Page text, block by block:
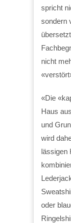
spricht
sondern
nicht
«Die
Haus
und
wird
lässigen
oder